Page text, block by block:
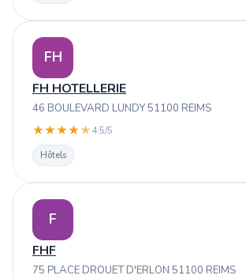
FH
FH HOTELLERIE
46 BOULEVARD LUNDY 51100 REIMS
★★★★★4.5/5
Hôtels
F
FHF
75 PLACE DROUET D'ERLON 51100 REIMS